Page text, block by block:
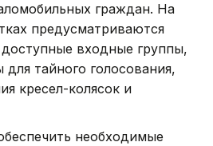
граждан. На
предусматриваются
входные группы,
тайного голосования,
кресел-колясок и
необходимые